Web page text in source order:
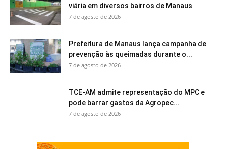
viária em diversos bairros de Manaus
7 de agosto de 2026
Prefeitura de Manaus lança campanha de
prevenção às queimadas durante o...
7 de agosto de 2026
TCE-AM admite representação do MPC e
pode barrar gastos da Agropec...
7 de agosto de 2026